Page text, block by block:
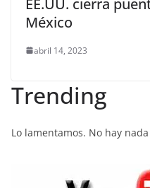
México
abril 14, 2023
Trending
Lo lamentamos. No hay